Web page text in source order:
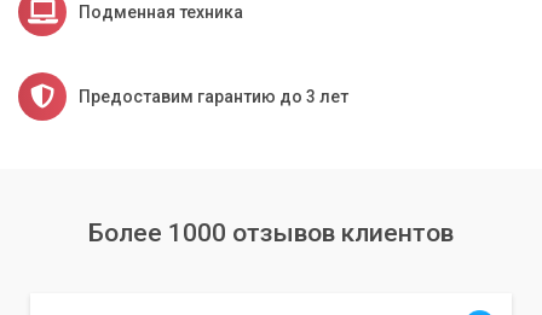
Подменная техника
Предоставим гарантию до 3 лет
Более 1000 отзывов клиентов